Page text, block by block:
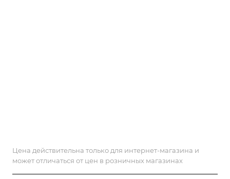
Цена действительна только для интернет-магазина и
может отличаться от цен в розничных магазинах